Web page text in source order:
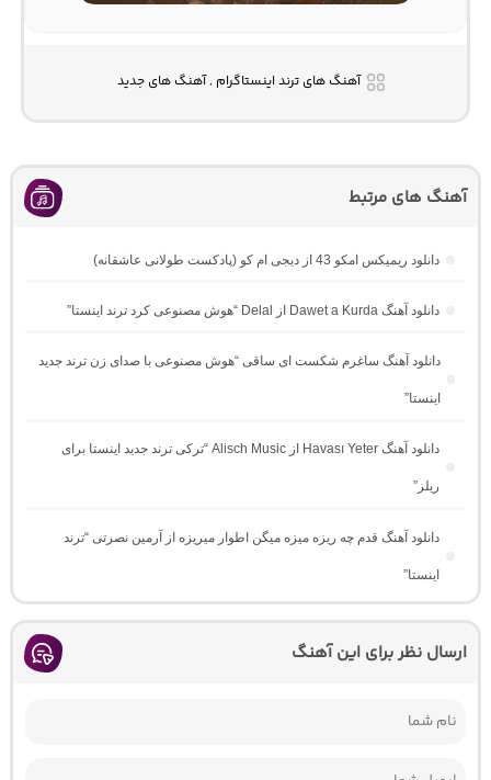
آهنگ های ترند اینستاگرام , آهنگ های جدید
آهنگ های مرتبط
دانلود ریمیکس امکو 43 از دیجی ام کو (پادکست طولانی عاشقانه)
دانلود آهنگ Dawet a Kurda از Delal “هوش مصنوعی کرد ترند اینستا”
دانلود آهنگ ساغرم شکست ای ساقی “هوش مصنوعی با صدای زن ترند جدید
اینستا”
دانلود آهنگ Havası Yeter از Alisch Music “ترکی ترند جدید اینستا برای
ریلز”
دانلود آهنگ ﻗﺪم ﭼﻪ رﻳﺰه ﻣﻴﺰه ﻣﻴﮕﻦ اﻃﻮار ﻣﻴﺮﻳﺰه از آرمین نصرتی “ترند
اینستا”
ارسال نظر برای این آهنگ